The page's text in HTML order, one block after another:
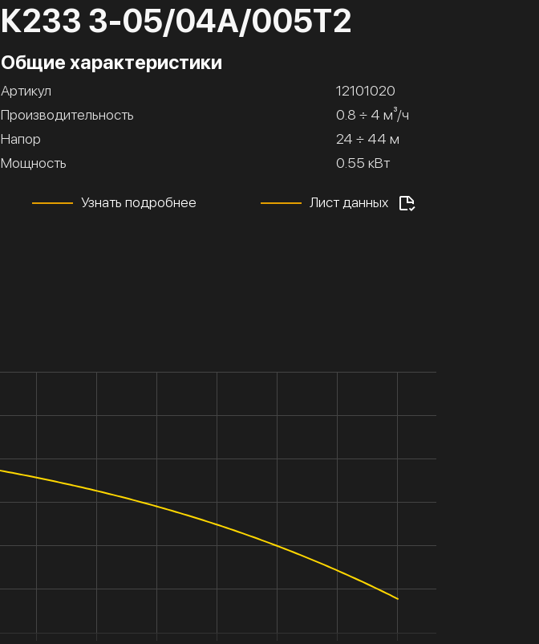
К233 3-05/04А/005Т2
Общие характеристики
Артикул
12101020
Производительность
0.8 ÷ 4 м³/ч
Напор
24 ÷ 44 м
Мощность
0.55 кВт
Узнать подробнее Лист данных